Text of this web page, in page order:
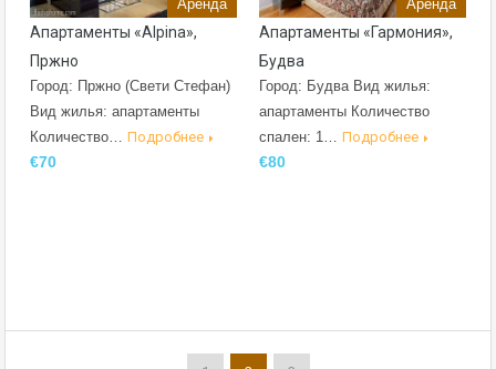
Аренда
Апартаменты «Alpina»,
Пржно
Город: Пржно (Свети Стефан)
Вид жилья: апартаменты
Количество… Подробнее
€70
Аренда
Апартаменты «Гармония»,
Будва
Город: Будва Вид жилья:
апартаменты Количество
спален: 1… Подробнее
€80